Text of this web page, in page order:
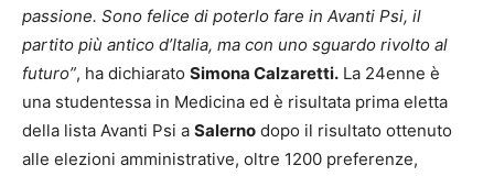
passione. Sono felice di poterlo fare in Avanti Psi, il
partito più antico d’Italia, ma con uno sguardo rivolto al
futuro”, ha dichiarato Simona Calzaretti. La 24enne è
una studentessa in Medicina ed è risultata prima eletta
della lista Avanti Psi a Salerno dopo il risultato ottenuto
alle elezioni amministrative, oltre 1200 preferenze,